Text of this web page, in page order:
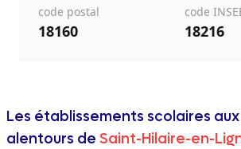
code postal
18160
code
18216
Les établissements scolaires aux
alentours de Saint-Hilaire-en-